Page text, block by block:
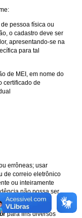
pessoa física ou
o cadastro deve ser
apresentando-se na
para tal
de MEI, em nome do
certificado de
errôneas; usar
de correio eletrônico
ou inteiramente
não possa ser
para fins diversos